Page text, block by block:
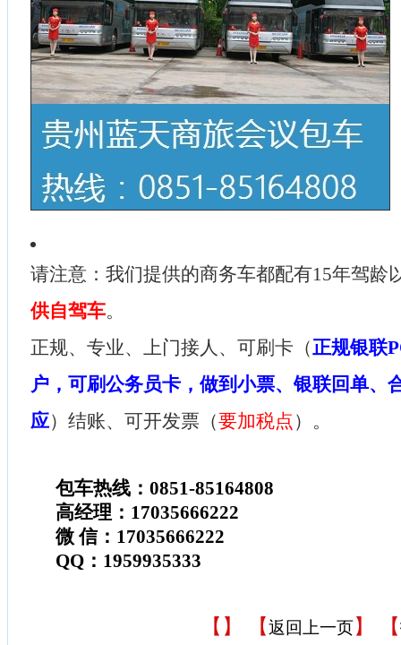
请注意：我们提供的商务车都配有15年驾龄
供自驾车。
正规、专业、上门接人、可刷卡（正规银联
户，可刷公务员卡，做到小票、银联回单、
应）结账、可开发票（要加税点 ）。
包车热线：0851-85164808
高经理：17035666222
微 信：17035666222
QQ：1959935333
【 】 【返回上一页】 【